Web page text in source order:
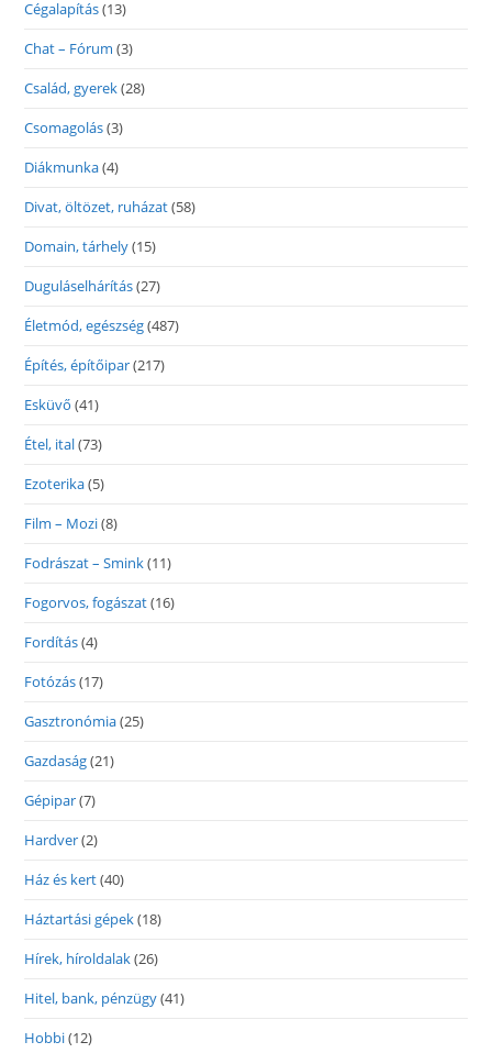
Cégalapítás(13)
Chat – Fórum (3)
Család, gyerek(28)
Csomagolás(3)
Diákmunka(4)
Divat, öltözet, ruházat(58)
Domain, tárhely(15)
Duguláselhárítás(27)
Életmód, egészség(487)
Építés, építőipar(217)
Esküvő (41)
Étel, ital(73)
Ezoterika(5)
Film – Mozi(8)
Fodrászat – Smink(11)
Fogorvos, fogászat(16)
Fordítás(4)
Fotózás(17)
Gasztronómia(25)
Gazdaság(21)
Gépipar(7)
Hardver(2)
Ház és kert(40)
Háztartási gépek(18)
Hírek, híroldalak(26)
Hitel, bank, pénzügy(41)
Hobbi(12)